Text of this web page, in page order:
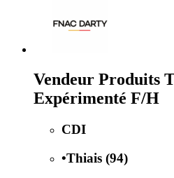
Vendeur Produits
Expérimenté F/H
CDI
•Thiais (94)